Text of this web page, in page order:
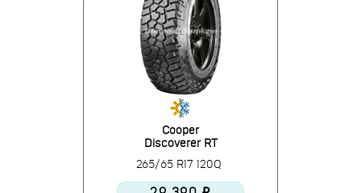
Cooper
Discoverer RT
265/65 R17 120Q